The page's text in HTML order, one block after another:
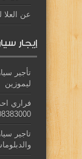
عن العلا
إيجار
ليموزين
فراري
تاجير
والدبلوماسيين